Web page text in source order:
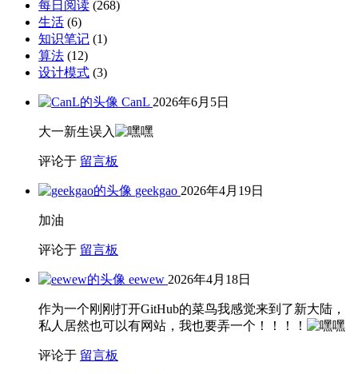
每日阅读 (268)
生活 (6)
知识笔记 (1)
算法 (12)
设计模式 (3)
CanL 2026年6月5日
大一新生误入
评论于 留言板
geekgao 2026年4月19日
加油
评论于 留言板
eewew 2026年4月18日
作为一个刚刚打开GitHub的菜鸟我感觉来到了新大陆，
私人居然也可以有网站，我也要弄一个！！！！
评论于 留言板